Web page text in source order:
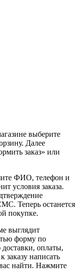
выберите
Далее
заказ» или
ФИО, телефон и
условия заказа.
Теперь останется
покупке.
выглядит
форму по
доставки, оплаты,
заказу написать
найти. Нажмите